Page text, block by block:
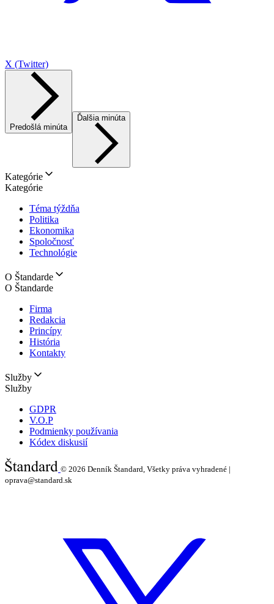
X (Twitter)
Predošlá minúta
Ďalšia minúta
Kategórie
Kategórie
Téma týždňa
Politika
Ekonomika
Spoločnosť
Technológie
O Štandarde
O Štandarde
Firma
Redakcia
Princípy
História
Kontakty
Služby
Služby
GDPR
V.O.P
Podmienky používania
Kódex diskusií
© 2026 Denník Štandard, Všetky práva vyhradené |
oprava@standard.sk